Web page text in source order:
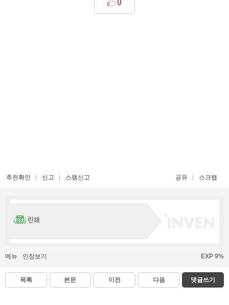
0
추천확인 신고 스팸신고 공유 스크랩
린해
메뉴 인장보기 EXP 9%
목록 본문 이전 다음 댓글쓰기